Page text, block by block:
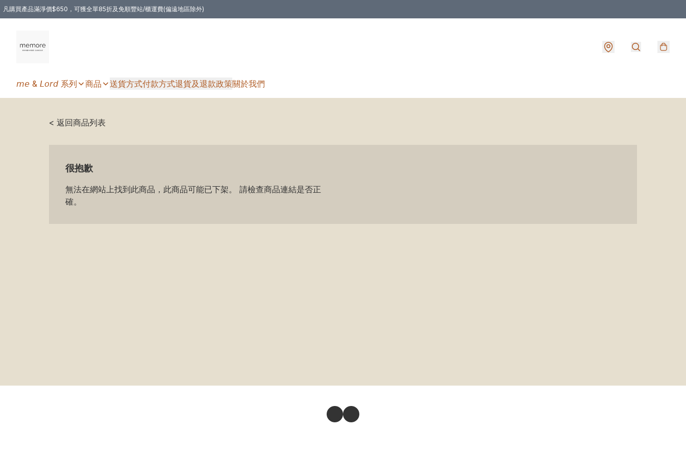
凡購買產品滿淨價$650，可獲全單85折及免順豐站/櫃運費(偏遠地區除外)
𝘮𝘦 & 𝘓𝘰𝘳𝘥 系列 商品 送貨方式付款方式退貨及退款政策關於我們
< 返回商品列表
很抱歉
無法在網站上找到此商品，此商品可能已下架。 請檢查商品連結是否正
確。